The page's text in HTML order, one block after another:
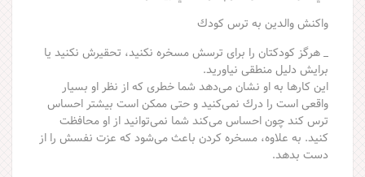
واكنش والدین به ترس كودك
_ هرگز كودكتان را برای ترسش مسخره نكنید، تحقیرش نكنید یا
برایش دلیل منطقی نیاورید.
این كارها به او نشان می‌دهد شما خطری كه از نظر او بسیار
واقعی است را درك نمی‌كنید و حتی ممكن است بیشتر احساس
ترس كند چون احساس می‌كند شما نمی‌توانید از او محافظت
كنید. به علاوه، مسخره كردن باعث می‌شود كه عزت نفسش را از
دست بدهد.